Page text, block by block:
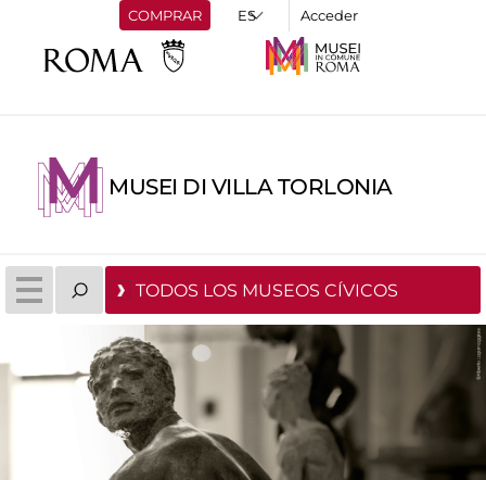
COMPRAR Acceder
MUSEI DI VILLA TORLONIA
TODOS LOS MUSEOS CÍVICOS